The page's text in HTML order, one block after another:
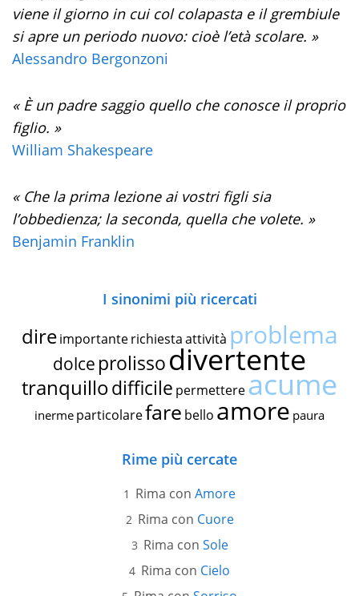
viene il giorno in cui col colapasta e il grembiule
si apre un periodo nuovo: cioè l’età scolare. »
Alessandro Bergonzoni
« È un padre saggio quello che conosce il proprio
figlio. »
William Shakespeare
« Che la prima lezione ai vostri figli sia
l’obbedienza; la seconda, quella che volete. »
Benjamin Franklin
I sinonimi più ricercati
dire importante richiestaattività problema
dolce prolissodivertente
tranquillodifficile permettereacume
inerme particolarefare bello amore paura
Rime più cercate
Rima con Amore
Rima con Cuore
Rima con Sole
Rima con Cielo